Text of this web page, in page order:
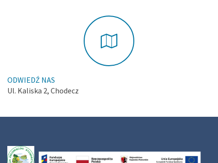
ODWIEDŹ NAS
Ul. Kaliska 2, Chodecz